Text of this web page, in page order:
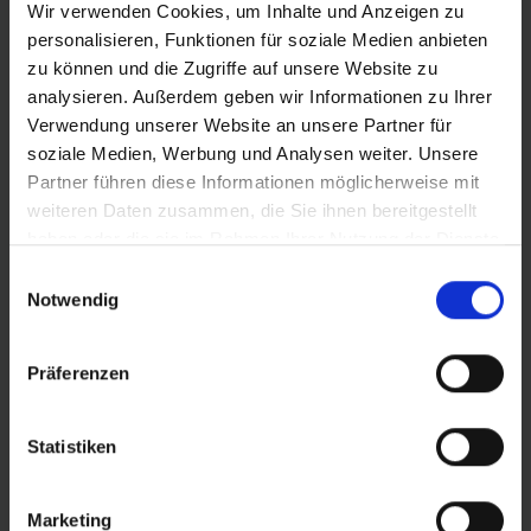
Wir verwenden Cookies, um Inhalte und Anzeigen zu
personalisieren, Funktionen für soziale Medien anbieten
zu können und die Zugriffe auf unsere Website zu
analysieren. Außerdem geben wir Informationen zu Ihrer
Verwendung unserer Website an unsere Partner für
soziale Medien, Werbung und Analysen weiter. Unsere
Partner führen diese Informationen möglicherweise mit
weiteren Daten zusammen, die Sie ihnen bereitgestellt
Notwendig
Präferenzen
Statistiken
Marketing
URBANO, SINGOLARE E DINAMICO. Road Cruiser
vanta un design dal battistrada accattivante e una
ampia scelta di colori per ruote da 12“ a 28“ pollici.
Tuttavia, la caratteristica principale del Road Cruiser è
situata nel battistrada e si chiama Green Compound.
Una mescola di alta qualità ottenuta con polimeri
prodotti da materiali grezzi rinnovabili e riciclati che
Green Compound è disponibile esclusivamente per gli